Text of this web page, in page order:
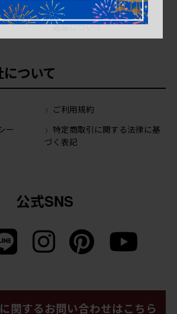
お支払いについて
返品について
ついて
ご利用規約
ー
特定商取引に関する法律に基
づく表記
公式SNS
関するお問い合わせはこちら